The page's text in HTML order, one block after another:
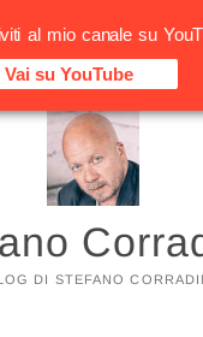
DI STEFANO
al mio canale su
Vai su YouTube